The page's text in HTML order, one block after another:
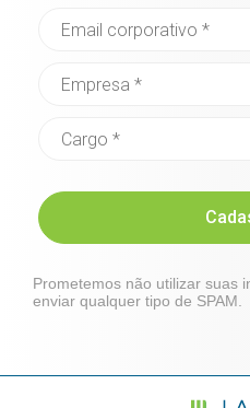
Prometemos não utilizar suas
enviar qualquer tipo de SPAM.